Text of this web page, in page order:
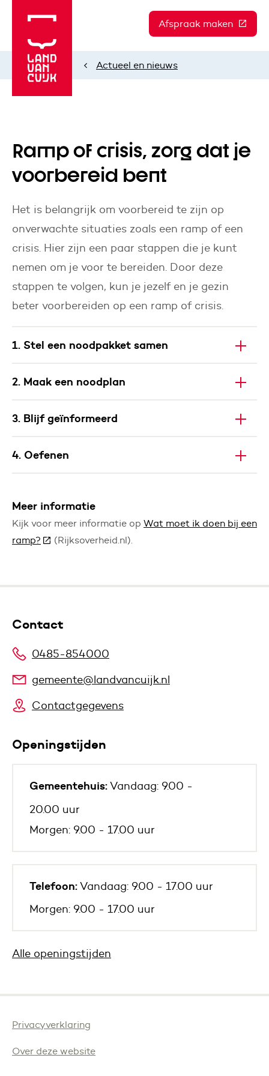
Afspraak maken (Deze
HomeActueel en nieuws
Ramp of crisis, zorg dat je
voorbereid bent
Het is belangrijk om voorbereid te zijn op
onverwachte situaties zoals een ramp of een
crisis. Hier zijn een paar stappen die je kunt
nemen om je voor te bereiden. Door deze
stappen te volgen, kun je jezelf en je gezin
beter voorbereiden op een ramp of crisis.
1. Stel een noodpakket samen
2. Maak een noodplan
3. Blijf geïnformeerd
4. Oefenen
Meer informatie
Kijk voor meer informatie op Wat moet ik doen bij een
ramp? (Deze link gaat naar een andere website)
(Rijksoverheid.nl).
Contact
0485-854000
gemeente@landvancuijk.nl
Contactgegevens
Openingstijden
Gemeentehuis:Vandaag: 9.00 -
20.00 uur
Morgen: 9.00 - 17.00 uur
Telefoon:Vandaag: 9.00 - 17.00 uur
Morgen: 9.00 - 17.00 uur
Alle openingstijden
Privacyverklaring
Over deze website